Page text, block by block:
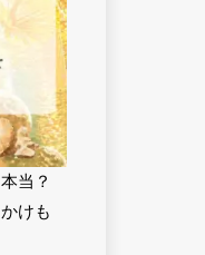
当？
けも